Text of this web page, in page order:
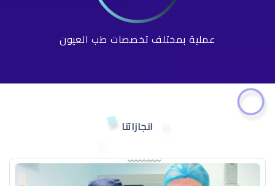
عملية بمختلف تخصصات طب العيون
انجازاتنا